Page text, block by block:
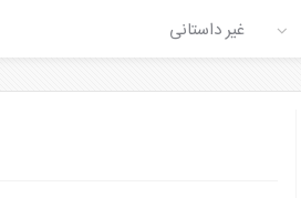
غیر داستانی